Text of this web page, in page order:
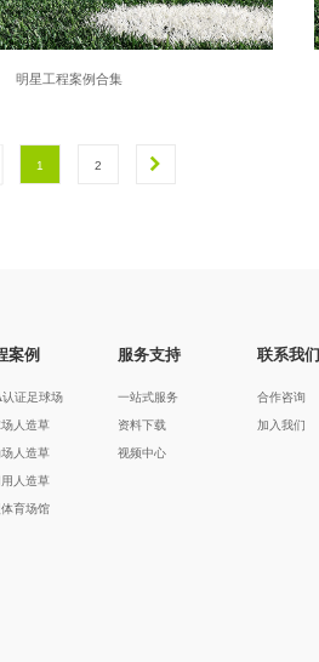
明星工程案例合集
1 2
案例
认证足球场
人造草
人造草
人造草
育场馆
服务支持
一站式服务
资料下载
视频中心
联系我们
合作咨询
加入我们